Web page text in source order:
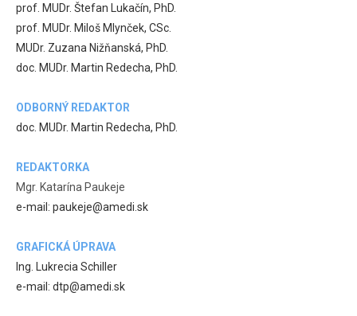
prof. MUDr. Štefan Lukačín, PhD.
prof. MUDr. Miloš Mlynček, CSc.
MUDr. Zuzana Nižňanská, PhD.
doc. MUDr. Martin Redecha, PhD.
ODBORNÝ REDAKTOR
doc. MUDr. Martin Redecha, PhD.
REDAKTORKA
Mgr. Katarína Paukeje
e-mail: paukeje@amedi.sk
GRAFICKÁ ÚPRAVA
Ing. Lukrecia Schiller
e-mail: dtp@amedi.sk